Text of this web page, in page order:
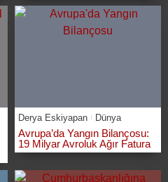
Derya Eskiyapan Dünya
Avrupa’da Yangın Bilançosu:
19 Milyar Avroluk Ağır Fatura